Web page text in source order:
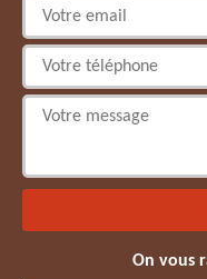
On vous